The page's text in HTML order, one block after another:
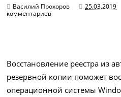
Василий Прохоров 25.03.2019
комментариев
Восстановление реестра из
резервной копии поможет
операционной системы